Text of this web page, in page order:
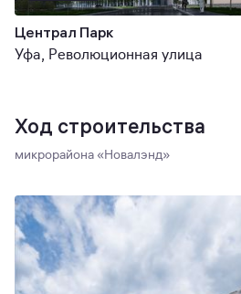
Централ Парк
Уфа, Революционная улица
Ход строительства
микрорайона «Новалэнд»